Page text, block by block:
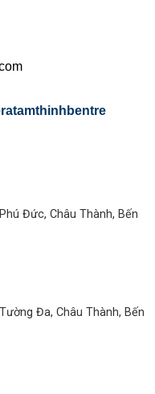
Đức, Châu Thành, Bến
Đa, Châu Thành, Bến